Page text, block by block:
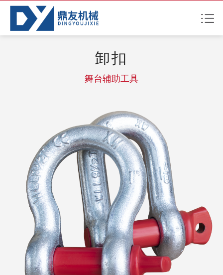
卸扣
舞台辅助工具